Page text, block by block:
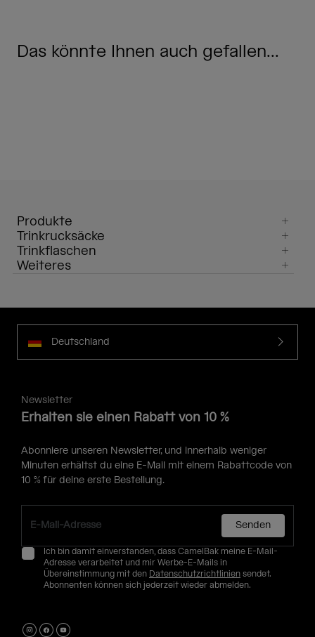
Das könnte Ihnen auch gefallen...
Produkte
Trinkrucksäcke
Trinkflaschen
Weiteres
Deutschland
Newsletter
Erhalten sie einen Rabatt von 10 %
Abonniere unseren Newsletter, und innerhalb weniger
Minuten erhältst du eine E-Mail mit einem Rabattcode von
10 % für deine erste Bestellung.
Senden
Ich bin damit einverstanden, dass CamelBak meine E-Mail-
Adresse verarbeitet und mir Werbe-E-Mails in
Übereinstimmung mit den Datenschutzrichtlinien sendet.
Abonnenten können sich jederzeit wieder abmelden.